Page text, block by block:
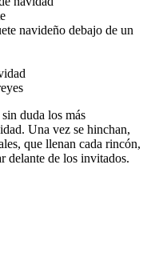
navideño debajo de un
duda los más
Una vez se hinchan,
que llenan cada rincón,
delante de los invitados.